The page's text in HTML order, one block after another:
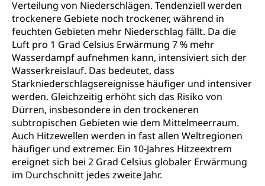
Verteilung von Niederschlägen. Tendenziell werden
trockenere Gebiete noch trockener, während in
feuchten Gebieten mehr Niederschlag fällt. Da die
Luft pro 1 Grad Celsius Erwärmung 7 % mehr
Wasserdampf aufnehmen kann, intensiviert sich der
Wasserkreislauf. Das bedeutet, dass
Starkniederschlagsereignisse häufiger und intensiver
werden. Gleichzeitig erhöht sich das Risiko von
Dürren, insbesondere in den trockeneren
subtropischen Gebieten wie dem Mittelmeerraum.
Auch Hitzewellen werden in fast allen Weltregionen
häufiger und extremer. Ein 10-Jahres Hitzeextrem
ereignet sich bei 2 Grad Celsius globaler Erwärmung
im Durchschnitt jedes zweite Jahr.
Prävention (Polizei)
Suchtprävention
Gesundheitsversorgung
Unfallversicherung, Invalidenversicherung,
Sozialhilfe
Kranken- und Unfallversicherung
(gruezi.lu.ch)
Krankenversicherung (WAS Luzern)
Existenzsicherung - Sozialhilfe
Soziales und Gesellschaft (Dienststelle)
Opferhilfe
Arbeitslosenversicherung (WAS Luzern)
Invalidenversicherung (WAS Luzern)
Sucht und Drogen
Drogenabhängigkeit, Drogensucht,
Medikamentenabhängigkeit,
Arzneimittelabhängigkeit, Suchtkrankheit,
Drogenabhängige, Drogensüchtige,
Betäubungsmittel, Suchtmittel, Psychopharmaka
Fachstelle Sucht Region Luzern
Drogen (Polizei)
Sucht
Gesundheitsversorgung
Gesundheitsversorgung, Spital, Pflegeinitiative,
Ambulant vor stationär, AVOS, Patientendossier